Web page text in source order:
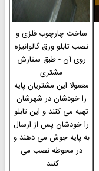
ساخت چارچوب فلزی و
نصب تابلو ورق گالوانیزه
روی آن - طبق سفارش
مشتری
معمولا این مشتریان پایه
را خودشان در شهرشان
تهیه می کنند و این تابلو
را خودشان پس از ارسال
به پایه جوش می دهند و
در محوطه نصب می
کنند.